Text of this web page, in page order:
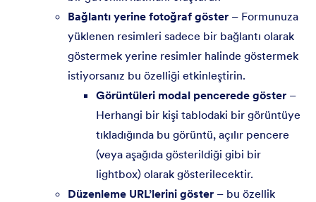
Bağlantı yerine fotoğraf göster – Formunuza
yüklenen resimleri sadece bir bağlantı olarak
göstermek yerine resimler halinde göstermek
istiyorsanız bu özelliği etkinleştirin.
Görüntüleri modal pencerede göster –
Herhangi bir kişi tablodaki bir görüntüye
tıkladığında bu görüntü, açılır pencere
(veya aşağıda gösterildiği gibi bir
lightbox) olarak gösterilecektir.
Düzenleme URL’lerini göster – bu özellik